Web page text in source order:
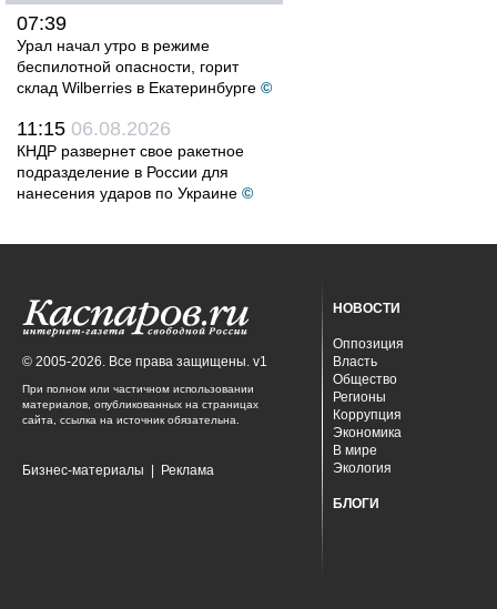
07:39
Урал начал утро в режиме
беспилотной опасности, горит
склад Wilberries в Екатеринбурге ©
11:15 06.08.2026
КНДР развернет свое ракетное
подразделение в России для
нанесения ударов по Украине ©
© 2005-2026. Все права защищены. v1
При полном или частичном использовании
материалов, опубликованных на страницах
сайта, ссылка на источник обязательна.
Бизнес-материалы Реклама
НОВОСТИ
Оппозиция
Власть
Общество
Регионы
Коррупция
Экономика
В мире
Экология
БЛОГИ